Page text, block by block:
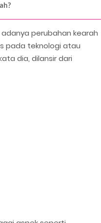
perubahan kearah
pada teknologi atau
dia, dilansir dari